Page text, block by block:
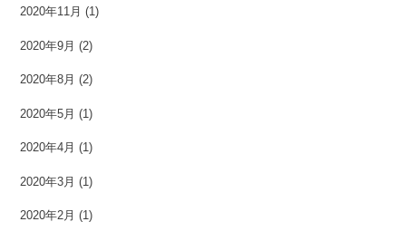
2020年11月 (1)
2020年9月 (2)
2020年8月 (2)
2020年5月 (1)
2020年4月 (1)
2020年3月 (1)
2020年2月 (1)